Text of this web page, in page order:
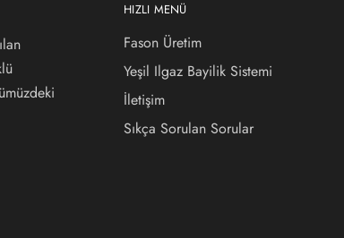
HIZLI MENÜ
Fason Üretim
Yeşil Ilgaz Bayilik Sistemi
İletişim
Sıkça Sorulan Sorular